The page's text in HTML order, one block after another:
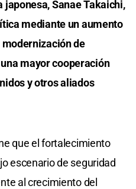
Sanae Takaichi,
mediante un aumento
de
mayor cooperación
y otros aliados
que el fortalecimiento
escenario de seguridad
al crecimiento del